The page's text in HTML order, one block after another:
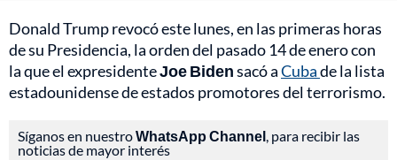
Donald Trump revocó este lunes, en las primeras horas
de su Presidencia, la orden del pasado 14 de enero con
la que el expresidenteJoe Bidensacó aCubade la lista
estadounidense de estados promotores del terrorismo.
Síganos en nuestroWhatsApp Channel, para recibir las
noticias de mayor interés